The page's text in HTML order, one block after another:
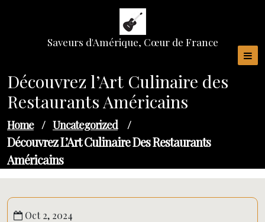
Saveurs d'Amérique, Cœur de France
Découvrez l’Art Culinaire des
Restaurants Américains
Home / Uncategorized /
Découvrez L’Art Culinaire Des Restaurants
Américains
Oct 2, 2024